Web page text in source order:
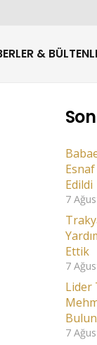
&
Edildi
7
Ettik
7
Lider
7